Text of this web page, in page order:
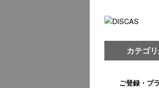
カテゴ
ご登録・プ